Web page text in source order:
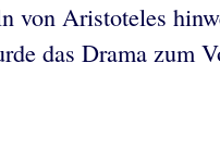
von Aristoteles
das Drama zum